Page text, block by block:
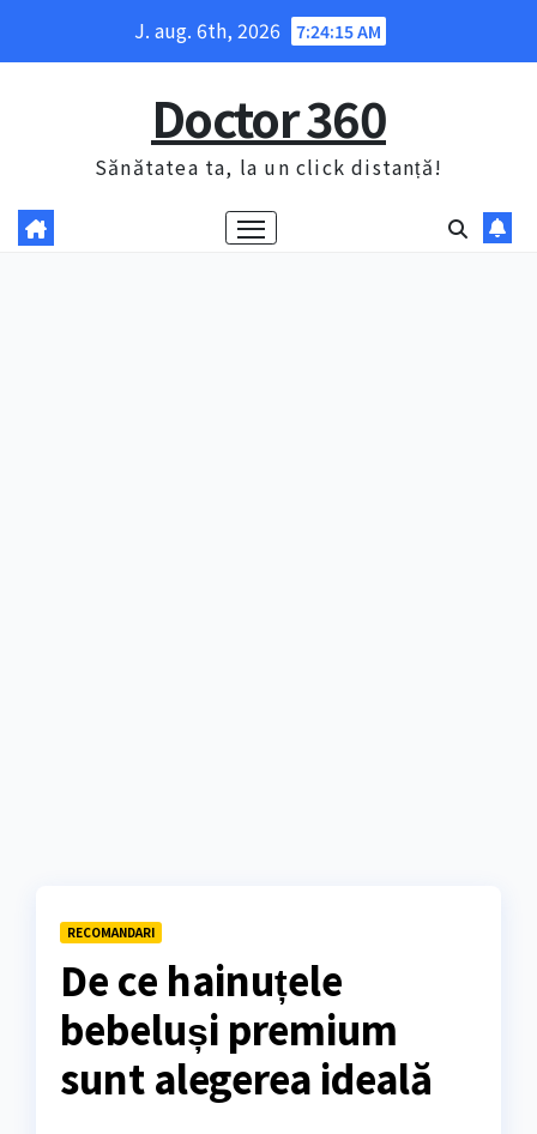
J. aug. 6th, 2026 7:24:16 AM
Doctor 360
Sănătatea ta, la un click distanță!
RECOMANDARI
De ce hainuțele
bebeluși premium
sunt alegerea ideală